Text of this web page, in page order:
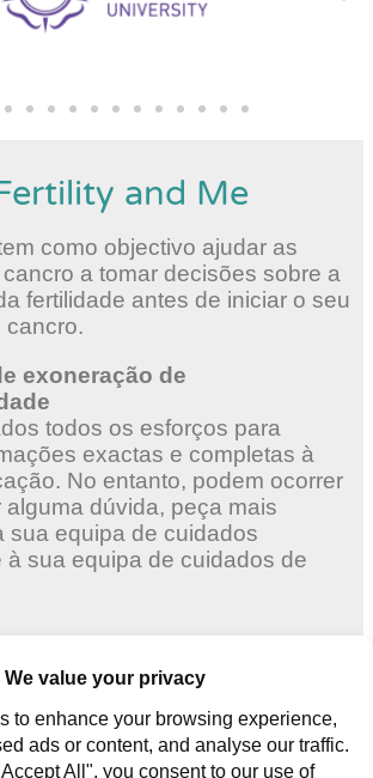
and Me
como objectivo ajudar as
a tomar decisões sobre a
fertilidade antes de iniciar o seu
cancro.
exoneração de
todos os esforços para
exactas e completas à
No entanto, podem ocorrer
alguma dúvida, peça mais
sua equipa de cuidados
à sua equipa de cuidados de